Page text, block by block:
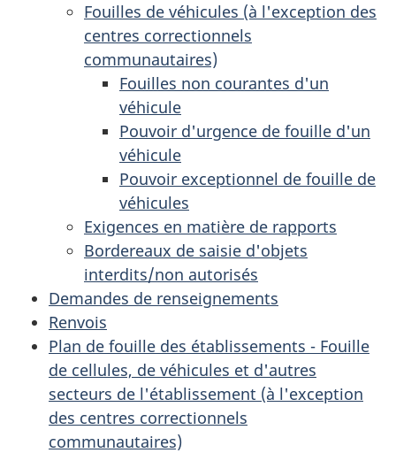
Fouilles de véhicules (à l'exception des
centres correctionnels
communautaires)
Fouilles non courantes d'un
véhicule
Pouvoir d'urgence de fouille d'un
véhicule
Pouvoir exceptionnel de fouille de
véhicules
Exigences en matière de rapports
Bordereaux de saisie d'objets
interdits/non autorisés
Demandes de renseignements
Renvois
Plan de fouille des établissements - Fouille
de cellules, de véhicules et d'autres
secteurs de l'établissement (à l'exception
des centres correctionnels
communautaires)